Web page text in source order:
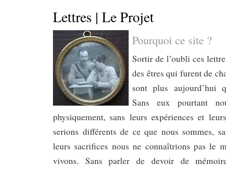
Lettres | Le Projet
Pourquoi ce site ?
Sortir de l’oubli ces
des êtres qui furent de
sont plus aujourd’hui
Sans eux pourtant
physiquement, sans leurs expériences et
serions différents de ce que nous sommes,
leurs sacrifices nous ne connaîtrions pas le
vivons. Sans parler de devoir de